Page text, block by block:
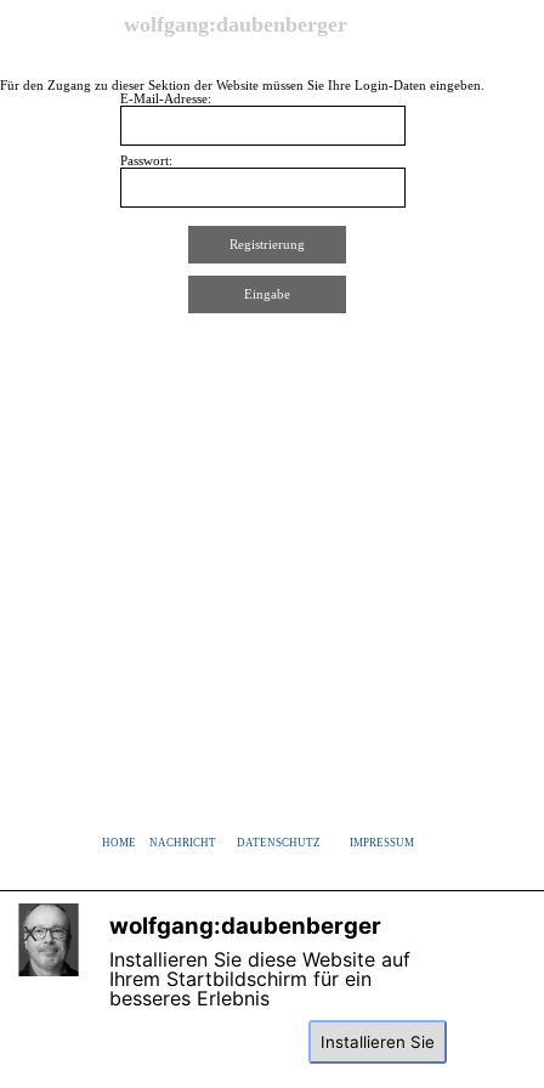
wolfgang:daubenberger
Für den Zugang zu dieser Sektion der Website müssen Sie Ihre Login-Daten eingeben.
E-Mail-Adresse:
Passwort:
HOME NACHRICHT DATENSCHUTZ IMPRESSUM
wolfgang:daubenberger
Installieren Sie diese Website auf
Ihrem Startbildschirm für ein
besseres Erlebnis
Installieren Sie
X